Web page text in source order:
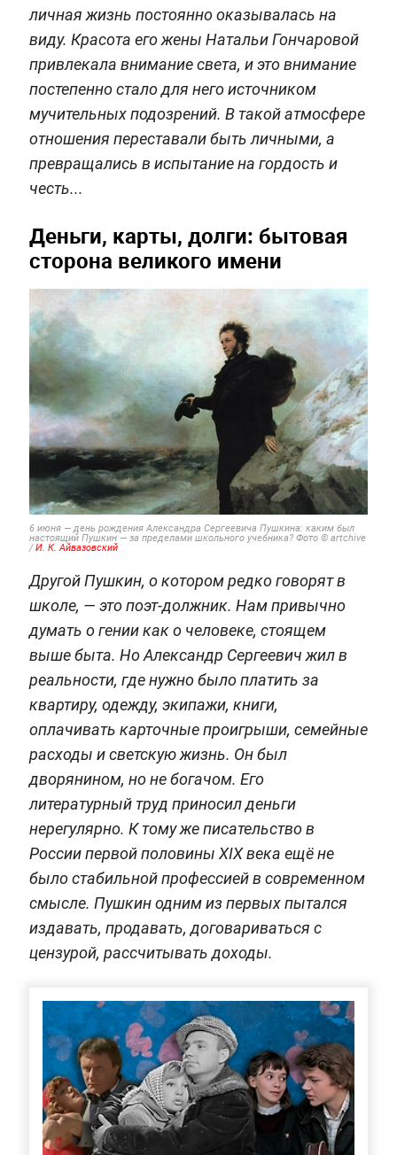
личная жизнь постоянно оказывалась на
виду. Красота его жены Натальи Гончаровой
привлекала внимание света, и это внимание
постепенно стало для него источником
мучительных подозрений. В такой атмосфере
отношения переставали быть личными, а
превращались в испытание на гордость и
честь...
Деньги, карты, долги: бытовая
сторона великого имени
6 июня — день рождения Александра Сергеевича Пушкина: каким был
настоящий Пушкин — за пределами школьного учебника? Фото © artchive
/И. К. Айвазовский
Другой Пушкин, о котором редко говорят в
школе, — это поэт-должник. Нам привычно
думать о гении как о человеке, стоящем
выше быта. Но Александр Сергеевич жил в
реальности, где нужно было платить за
квартиру, одежду, экипажи, книги,
оплачивать карточные проигрыши, семейные
расходы и светскую жизнь. Он был
дворянином, но не богачом. Его
литературный труд приносил деньги
нерегулярно. К тому же писательство в
России первой половины XIX века ещё не
было стабильной профессией в современном
смысле. Пушкин одним из первых пытался
издавать, продавать, договариваться с
цензурой, рассчитывать доходы.